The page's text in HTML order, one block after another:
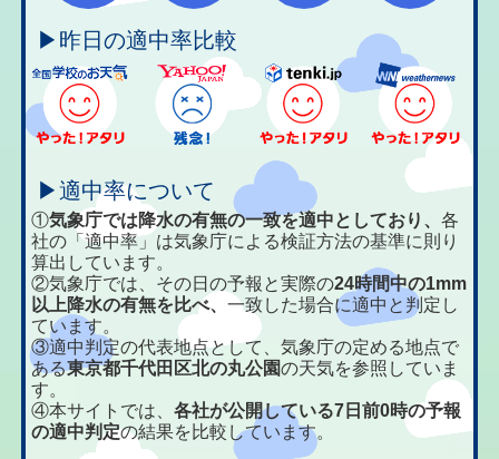
▶昨日の適中率比較
▶適中率について
①気象庁では降水の有無の一致を適中としており、各
社の「適中率」は気象庁による検証方法の基準に則り
算出しています。
②気象庁では、その日の予報と実際の24時間中の1mm
以上降水の有無を比べ、一致した場合に適中と判定し
ています。
③適中判定の代表地点として、気象庁の定める地点で
ある東京都千代田区北の丸公園の天気を参照していま
す。
④本サイトでは、各社が公開している7日前0時の予報
の適中判定の結果を比較しています。